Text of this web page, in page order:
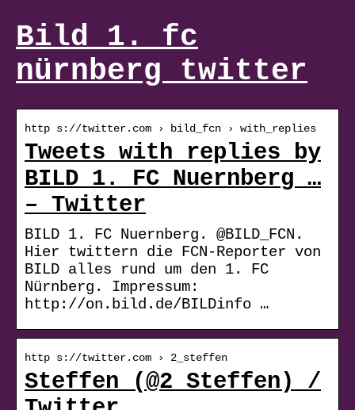
Bild 1. fc
nürnberg twitter
http s://twitter.com › bild_fcn › with_replies
Tweets with replies by
BILD 1. FC Nuernberg …
– Twitter
BILD 1. FC Nuernberg. @BILD_FCN.
Hier twittern die FCN-Reporter von
BILD alles rund um den 1. FC
Nürnberg. Impressum:
http://on.bild.de/BILDinfo …
http s://twitter.com › 2_steffen
Steffen (@2_Steffen) /